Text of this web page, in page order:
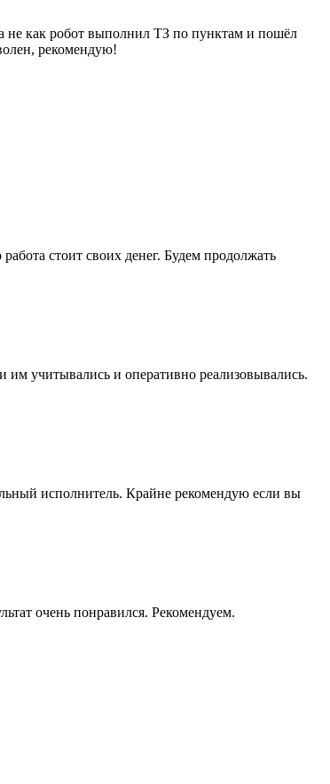
не как робот выполнил ТЗ по пунктам и пошёл
рекомендую!
стоит своих денег. Будем продолжать
учитывались и оперативно реализовывались.
исполнитель. Крайне рекомендую если вы
очень понравился. Рекомендуем.